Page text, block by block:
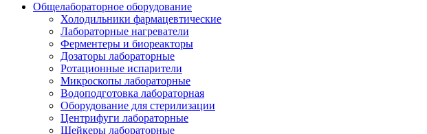
Общелабораторное оборудование
Холодильники фармацевтические
Лабораторные нагреватели
Ферментеры и биореакторы
Дозаторы лабораторные
Ротационные испарители
Микроскопы лабораторные
Водоподготовка лабораторная
Оборудование для стерилизации
Центрифуги лабораторные
Шейкеры лабораторные